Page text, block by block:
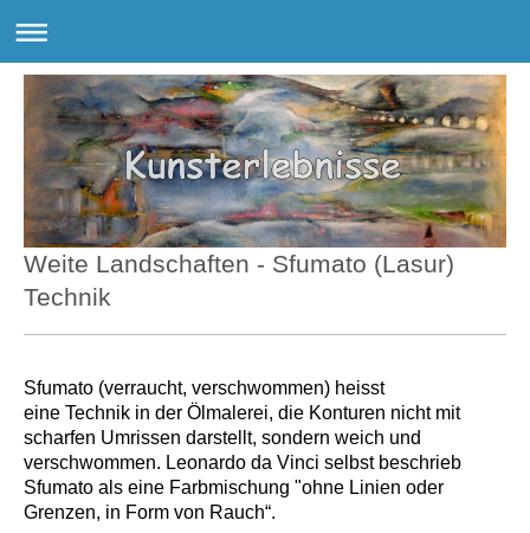
Weite Landschaften - Sfumato (Lasur)
Technik
Sfumato (verraucht, verschwommen) heisst
eine Technik in der Ölmalerei, die Konturen nicht mit
scharfen Umrissen darstellt, sondern weich und
verschwommen. Leonardo da Vinci selbst beschrieb
Sfumato als eine Farbmischung "ohne Linien oder
Grenzen, in Form von Rauch“.